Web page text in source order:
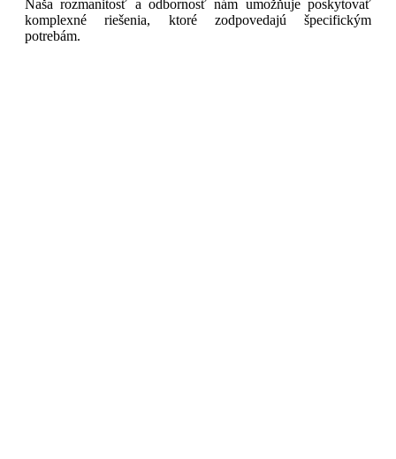
Naša rozmanitosť a odbornosť nám umožňuje poskytovať
komplexné riešenia, ktoré zodpovedajú špecifickým
potrebám.